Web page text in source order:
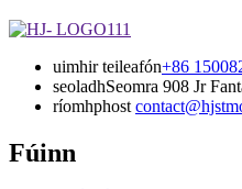
uimhir teileafón+86
seoladhSeomra 908 Jr
ríomhphost
Fúinn